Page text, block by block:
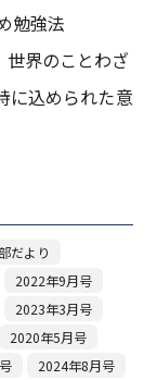
勉強法
界のことわざ
込められた意
だより
2022年9月号
2023年3月号
2020年5月号
2024年8月号